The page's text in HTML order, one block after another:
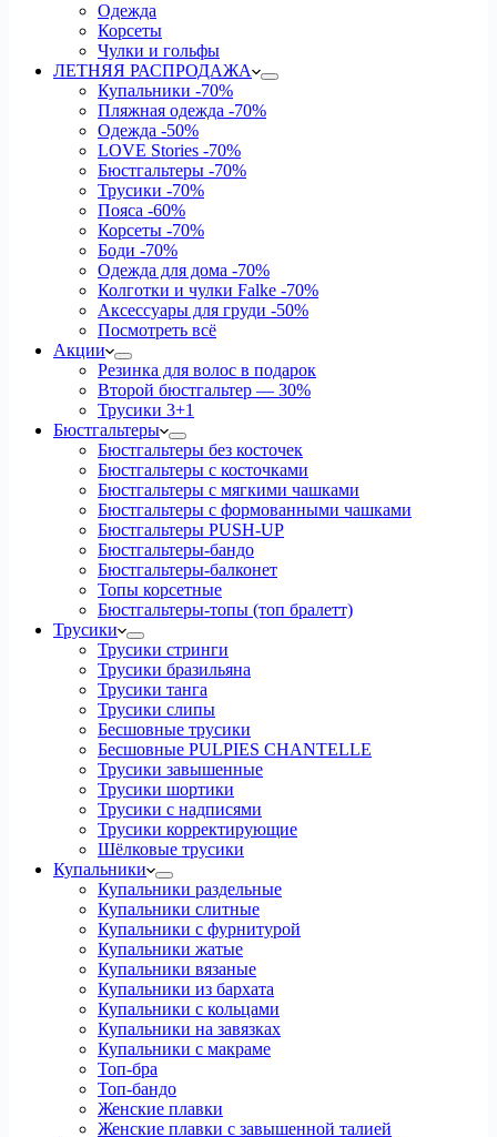
Одежда
Корсеты
Чулки и гольфы
ЛЕТНЯЯ РАСПРОДАЖА
Купальники -70%
Пляжная одежда -70%
Одежда -50%
LOVE Stories -70%
Бюстгальтеры -70%
Трусики -70%
Пояса -60%
Корсеты -70%
Боди -70%
Одежда для дома -70%
Колготки и чулки Falke -70%
Аксессуары для груди -50%
Посмотреть всё
Акции
Резинка для волос в подарок
Второй бюстгальтер — 30%
Трусики 3+1
Бюстгальтеры
Бюстгальтеры без косточек
Бюстгальтеры с косточками
Бюстгальтеры с мягкими чашками
Бюстгальтеры с формованными чашками
Бюстгальтеры PUSH-UP
Бюстгальтеры-бандо
Бюстгальтеры-балконет
Топы корсетные
Бюстгальтеры-топы (топ бралетт)
Трусики
Трусики стринги
Трусики бразильяна
Трусики танга
Трусики слипы
Бесшовные трусики
Бесшовные PULPIES CHANTELLE
Трусики завышенные
Трусики шортики
Трусики с надписями
Трусики корректирующие
Шёлковые трусики
Купальники
Купальники раздельные
Купальники слитные
Купальники с фурнитурой
Купальники жатые
Купальники вязаные
Купальники из бархата
Купальники с кольцами
Купальники на завязках
Купальники с макраме
Топ-бра
Топ-бандо
Женские плавки
Женские плавки с завышенной талией